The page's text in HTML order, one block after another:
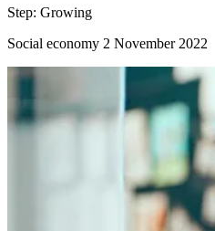
Step: Growing
Social economy 2 November 2022